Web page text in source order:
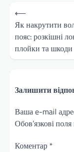
Навігація
записів
⟵
Як накрутити
пояс: розкішні
плойки та шкоди
Залишити
Ваша e-mail
Обов’язкові
Коментар *